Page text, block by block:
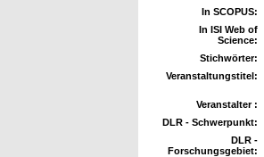
In SCOPUS:
In ISI Web of
Science:
Stichwörter:
Veranstaltungstitel:
Veranstalter :
DLR - Schwerpunkt:
DLR -
Forschungsgebiet: